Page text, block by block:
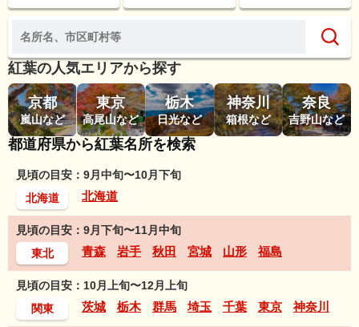
紅葉の人気エリアから探す
京都
嵐山など
東京
高尾山など
栃木
日光など
神奈川
箱根など
奈良
吉野山など
都道府県から紅葉名所を検索
見頃の目安：9月中旬〜10月下旬
北海道
北海道
見頃の目安：9月下旬〜11月中旬
東北
青森 岩手 秋田 宮城 山形 福島
見頃の目安：10月上旬〜12月上旬
関東
茨城 栃木 群馬 埼玉 千葉 東京 神奈川